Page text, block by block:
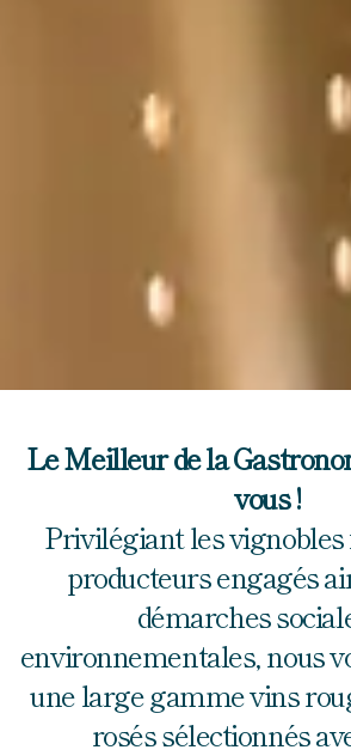
Le Meilleur de la
vous !
Privilégiant les vignobles
producteurs engagés
démarches
environnementales, nous
une large gamme vins
rosés sélectionnés